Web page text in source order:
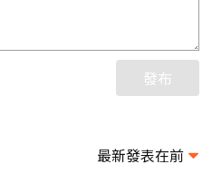
發布
最新發表在前